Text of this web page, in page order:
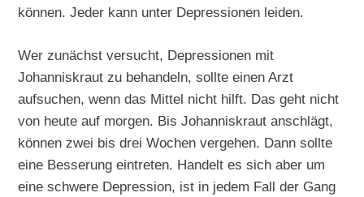
können. Jeder kann unter Depressionen leiden.
Wer zunächst versucht, Depressionen mit
Johanniskraut zu behandeln, sollte einen Arzt
aufsuchen, wenn das Mittel nicht hilft. Das geht nicht
von heute auf morgen. Bis Johanniskraut anschlägt,
können zwei bis drei Wochen vergehen. Dann sollte
eine Besserung eintreten. Handelt es sich aber um
eine schwere Depression, ist in jedem Fall der Gang